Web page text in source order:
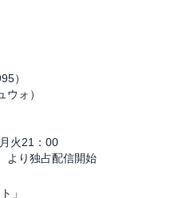
）
ォ）
火21：00
より独占配信開始
」